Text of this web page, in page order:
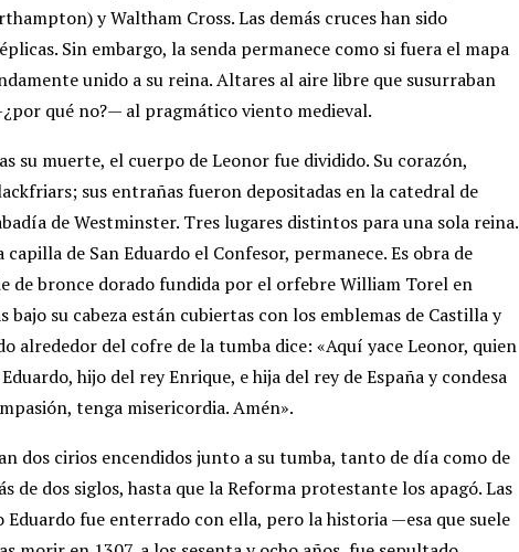
y Waltham Cross. Las demás cruces han sido
Sin embargo, la senda permanece como si fuera el mapa
unido a su reina. Altares al aire libre que susurraban
qué no?— al pragmático viento medieval.
su muerte, el cuerpo de Leonor fue dividido. Su corazón,
sus entrañas fueron depositadas en la catedral de
de Westminster. Tres lugares distintos para una sola reina.
de San Eduardo el Confesor, permanece. Es obra de
de bronce dorado fundida por el orfebre William Torel en
bajo su cabeza están cubiertas con los emblemas de Castilla y
alrededor del cofre de la tumba dice: «Aquí yace Leonor, quien
hijo del rey Enrique, e hija del rey de España y condesa
tenga misericordia. Amén».
dos cirios encendidos junto a su tumba, tanto de día como de
de dos siglos, hasta que la Reforma protestante los apagó. Las
fue enterrado con ella, pero la historia —esa que suele